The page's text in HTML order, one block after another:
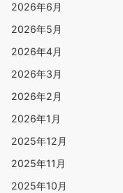
2026年6月
2026年5月
2026年4月
2026年3月
2026年2月
2026年1月
2025年12月
2025年11月
2025年10月